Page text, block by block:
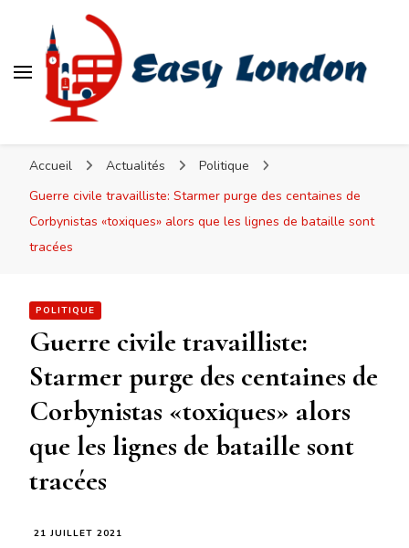
Accueil Actualités
Politique
Guerre civile travailliste: Starmer purge des centaines de
Corbynistas «toxiques» alors que les lignes de bataille sont
tracées
POLITIQUE
Guerre civile travailliste:
Starmer purge des centaines de
Corbynistas «toxiques» alors
que les lignes de bataille sont
tracées
21 JUILLET 2021